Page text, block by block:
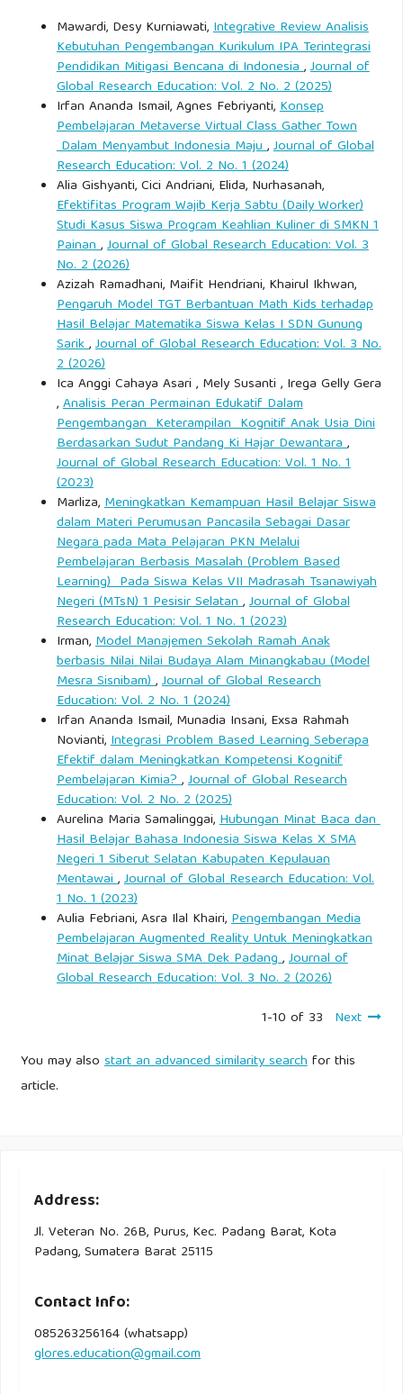
Mawardi, Desy Kurniawati,Integrative Review Analisis
Kebutuhan Pengembangan Kurikulum IPA Terintegrasi
Pendidikan Mitigasi Bencana di Indonesia,Journal of
Global Research Education: Vol. 2 No. 2 (2025)
Irfan Ananda Ismail, Agnes Febriyanti,Konsep
Pembelajaran Metaverse Virtual Class Gather Town
Dalam Menyambut Indonesia Maju,Journal of Global
Research Education: Vol. 2 No. 1 (2024)
Alia Gishyanti, Cici Andriani, Elida, Nurhasanah,
Efektifitas Program Wajib Kerja Sabtu (Daily Worker)
Studi Kasus Siswa Program Keahlian Kuliner di SMKN 1
Painan,Journal of Global Research Education: Vol. 3
No. 2 (2026)
Azizah Ramadhani, Maifit Hendriani, Khairul Ikhwan,
Pengaruh Model TGT Berbantuan Math Kids terhadap
Hasil Belajar Matematika Siswa Kelas I SDN Gunung
Sarik,Journal of Global Research Education: Vol. 3 No.
2 (2026)
Ica Anggi Cahaya Asari , Mely Susanti , Irega Gelly Gera
,Analisis Peran Permainan Edukatif Dalam
Pengembangan Keterampilan Kognitif Anak Usia Dini
Berdasarkan Sudut Pandang Ki Hajar Dewantara,
Journal of Global Research Education: Vol. 1 No. 1
(2023)
Marliza,Meningkatkan Kemampuan Hasil Belajar Siswa
dalam Materi Perumusan Pancasila Sebagai Dasar
Negara pada Mata Pelajaran PKN Melalui
Pembelajaran Berbasis Masalah (Problem Based
Learning) Pada Siswa Kelas VII Madrasah Tsanawiyah
Negeri (MTsN) 1 Pesisir Selatan,Journal of Global
Research Education: Vol. 1 No. 1 (2023)
Irman,Model Manajemen Sekolah Ramah Anak
berbasis Nilai Nilai Budaya Alam Minangkabau (Model
Mesra Sisnibam),Journal of Global Research
Education: Vol. 2 No. 1 (2024)
Irfan Ananda Ismail, Munadia Insani, Exsa Rahmah
Novianti,Integrasi Problem Based Learning Seberapa
Efektif dalam Meningkatkan Kompetensi Kognitif
Pembelajaran Kimia?,Journal of Global Research
Education: Vol. 2 No. 2 (2025)
Aurelina Maria Samalinggai,Hubungan Minat Baca dan
Hasil Belajar Bahasa Indonesia Siswa Kelas X SMA
Negeri 1 Siberut Selatan Kabupaten Kepulauan
Mentawai,Journal of Global Research Education: Vol.
1 No. 1 (2023)
Aulia Febriani, Asra Ilal Khairi,Pengembangan Media
Pembelajaran Augmented Reality Untuk Meningkatkan
Minat Belajar Siswa SMA Dek Padang,Journal of
Global Research Education: Vol. 3 No. 2 (2026)
1-10 of 33 Next
You may alsostart an advanced similarity searchfor this
article.
Address:
Jl. Veteran No. 26B, Purus, Kec. Padang Barat, Kota
Padang, Sumatera Barat 25115
Contact Info:
085263256164 (whatsapp)
glores.education@gmail.com